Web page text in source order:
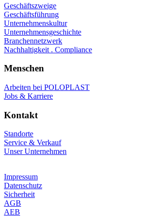
Geschäftszweige
Geschäftsführung
Unternehmenskultur
Unternehmensgeschichte
Branchennetzwerk
Nachhaltigkeit . Compliance
Menschen
Arbeiten bei POLOPLAST
Jobs & Karriere
Kontakt
Standorte
Service & Verkauf
Unser Unternehmen
Impressum
Datenschutz
Sicherheit
AGB
AEB